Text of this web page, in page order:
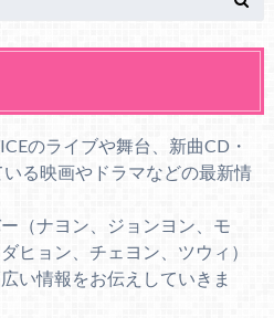
のライブや舞台、新曲CD・
る映画やドラマなどの最新情
（ナヨン、ジョンヨン、モ
ヒョン、チェヨン、ツウィ）
い情報をお伝えしていきま